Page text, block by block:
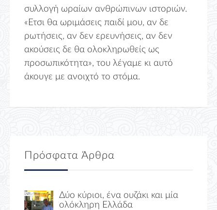
συλλογή ωραίων ανθρώπινων ιστοριών.
«Ετσι θα ωριμάσεις παιδί μου, αν δε
ρωτήσεις, αν δεν ερευνήσεις, αν δεν
ακούσεις δε θα ολοκληρωθείς ως
προσωπικότητα», του λέγαμε κι αυτό
άκουγε με ανοιχτό το στόμα.
Πρόσφατα Άρθρα
Δύο κύριοι, ένα ουζάκι και μία
ολόκληρη Ελλάδα